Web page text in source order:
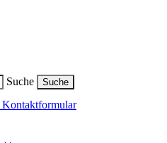
Suche Suche
Kontaktformular